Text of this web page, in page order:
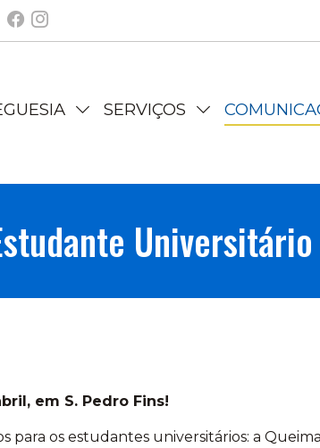
SERVIÇOS
em S. Pedro Fins!
os estudantes universitários: a Queima